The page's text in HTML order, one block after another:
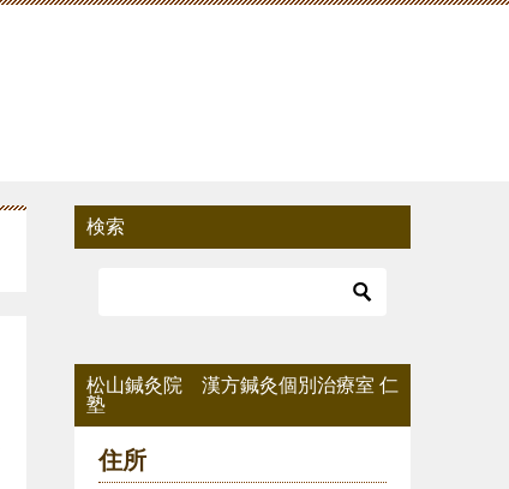
検索
松山鍼灸院 漢方鍼灸個別治療室 仁
塾
住所